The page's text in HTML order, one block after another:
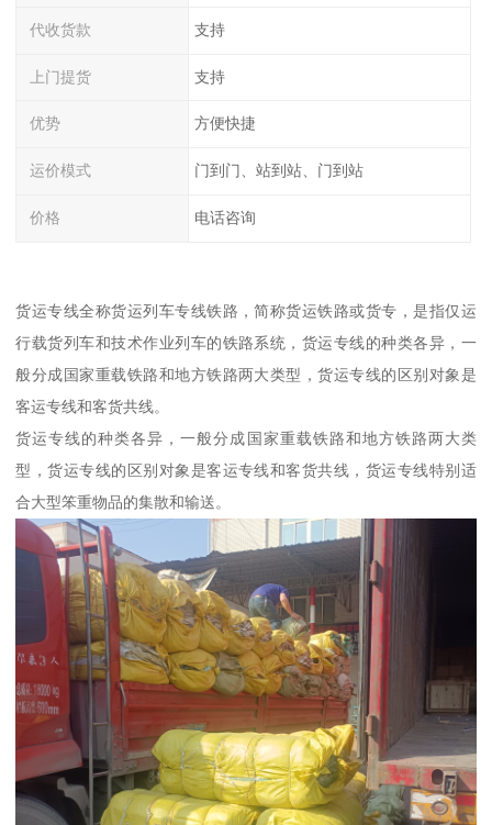
代收货款 支持
上门提货 支持
优势 方便快捷
运价模式 门到门、站到站、门到站
价格 电话咨询
货运专线全称货运列车专线铁路，简称货运铁路或货专，是指仅运
行载货列车和技术作业列车的铁路系统，货运专线的种类各异，一
般分成国家重载铁路和地方铁路两大类型，货运专线的区别对象是
客运专线和客货共线。
货运专线的种类各异，一般分成国家重载铁路和地方铁路两大类
型，货运专线的区别对象是客运专线和客货共线，货运专线特别适
合大型笨重物品的集散和输送。